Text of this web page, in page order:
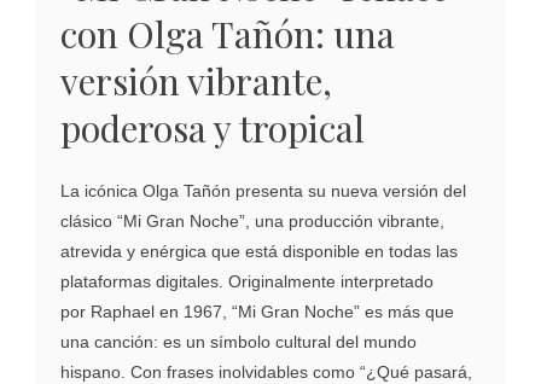
con Olga Tañón: una
versión vibrante,
poderosa y tropical
La icónica Olga Tañón presenta su nueva versión del
clásico “Mi Gran Noche”, una producción vibrante,
atrevida y enérgica que está disponible en todas las
plataformas digitales. Originalmente interpretado
por Raphael en 1967, “Mi Gran Noche” es más que
una canción: es un símbolo cultural del mundo
hispano. Con frases inolvidables como “¿Qué pasará,